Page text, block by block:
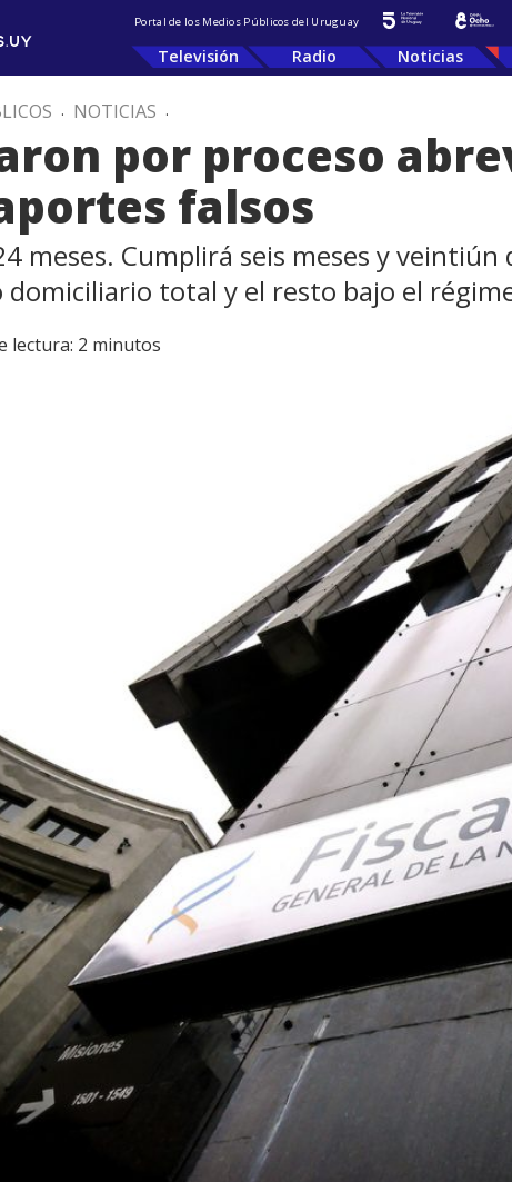
Portal de los Medios Públicos del Uruguay
Televisión Radio Noticias
. NOTICIAS .
por proceso
falsos
meses. Cumplirá seis meses y
domiciliario total y el resto bajo el
lectura: 2 minutos